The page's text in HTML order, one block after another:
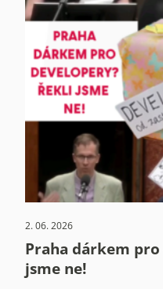
2. 06. 2026
Praha dárkem
jsme ne!